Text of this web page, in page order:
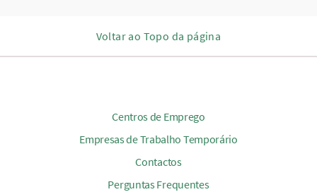
Voltar ao Topo da página
Centros de Emprego
Empresas de Trabalho Temporário
Contactos
Perguntas Frequentes